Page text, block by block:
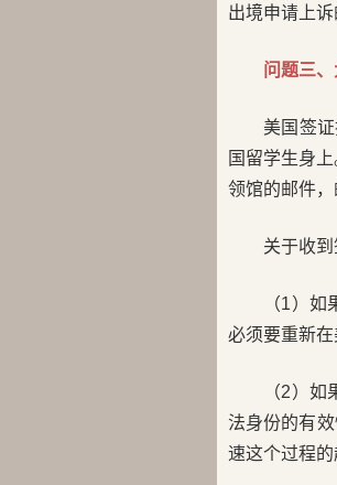
出境申请上
问题三
美国签
国留学生身
领馆的邮件，
关于收
（1）
必须要重新
（2）
法身份的有
速这个过程的